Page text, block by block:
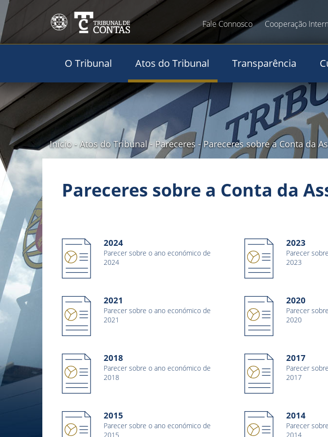
Fale Connosco Cooperação
O Tribunal Atos do Tribunal Transparência
Início - Atos do Tribunal - Pareceres - Pareceres sobre a Conta da
Pareceres sobre a Conta da
2024
Parecer sobre o ano económico de
2024
2023
Parecer
2023
2021
Parecer sobre o ano económico de
2021
2020
Parecer
2020
2018
Parecer sobre o ano económico de
2018
2017
Parecer
2017
2015
Parecer sobre o ano económico de
2015
2014
Parecer
2014